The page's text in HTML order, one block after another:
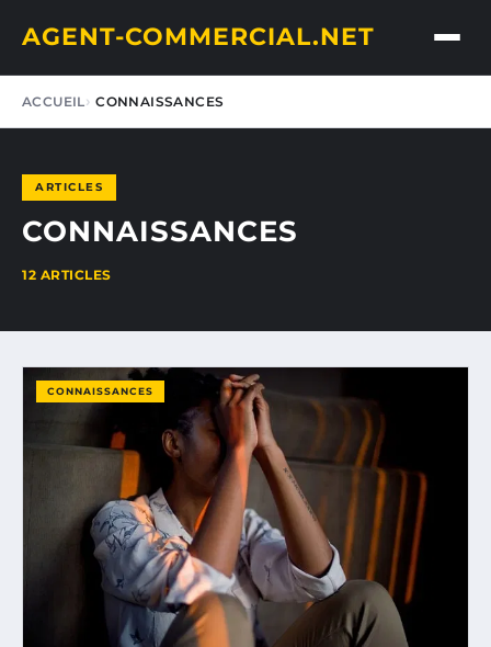
AGENT-COMMERCIAL.NET
ACCUEIL CONNAISSANCES
ARTICLES
CONNAISSANCES
12 ARTICLES
CONNAISSANCES